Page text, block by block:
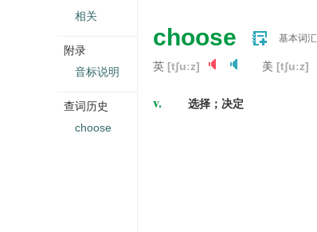
choose 基本词汇
英 [tʃuːz] 美 [tʃuːz]
v. 选择；决定
相关
附录
音标说明
查词历史
choose